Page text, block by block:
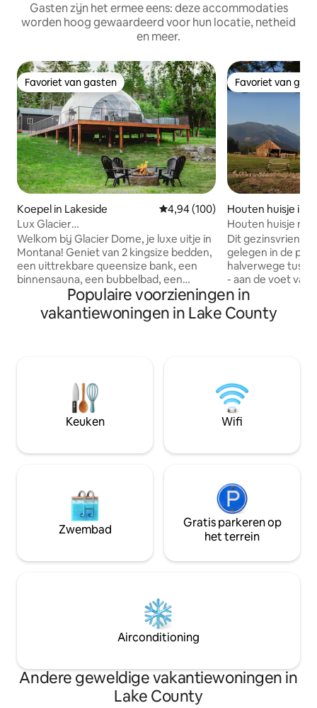
Gasten zijn het ermee eens: deze accommodaties
worden hoog gewaardeerd voor hun locatie, netheid
en meer.
Favoriet van gasten
Favoriet van gasten
Koepel in Lakeside Gemiddelde beoordeling van
4,94 (100)
Lux Glacier
Dome•Bubbelbad•Sauna•Wandelen 2
FlatheadLake
Welkom bij Glacier Dome, je luxe uitje in
Montana! Geniet van 2 kingsize bedden,
een uittrekbare queensize bank, een
binnensauna, een bubbelbad, een
vreugdevuur, een cornhole, een tv, een
volledig bad, een kitchenette, een
wasmachine/droger en snelle wifi.
je nu koffie drinkt op het terras terwijl je
herten ziet rondlopen, of geniet van het
bubbelbad na een wandeling in Glacier
National Park, je verblijf zal gevuld zijn
Favoriet van
Favoriet van
Houten huisje in
Houten huisje
Dit
gelegen in de
halverwege
- aan de voet van
Het beschikt over
voor een prettig
volledig
een
zithoek boven
slaapruimte. Een
maakt de ruimte
Populaire voorzieningen in
vakantiewoningen in Lake County
Keuken Wifi
Zwembad
Gratis parkeren op
het terrein
Airconditioning
Andere geweldige vakantiewoningen in
Lake County